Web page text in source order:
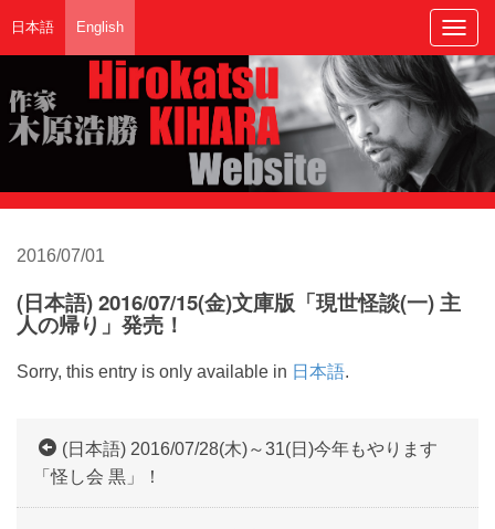
日本語 English
2016/07/01
(日本語) 2016/07/15(金)文庫版「現世怪談(一) 主
人の帰り」発売！
Sorry, this entry is only available in 日本語.
(日本語) 2016/07/28(木)～31(日)今年もやります
「怪し会 黒」！